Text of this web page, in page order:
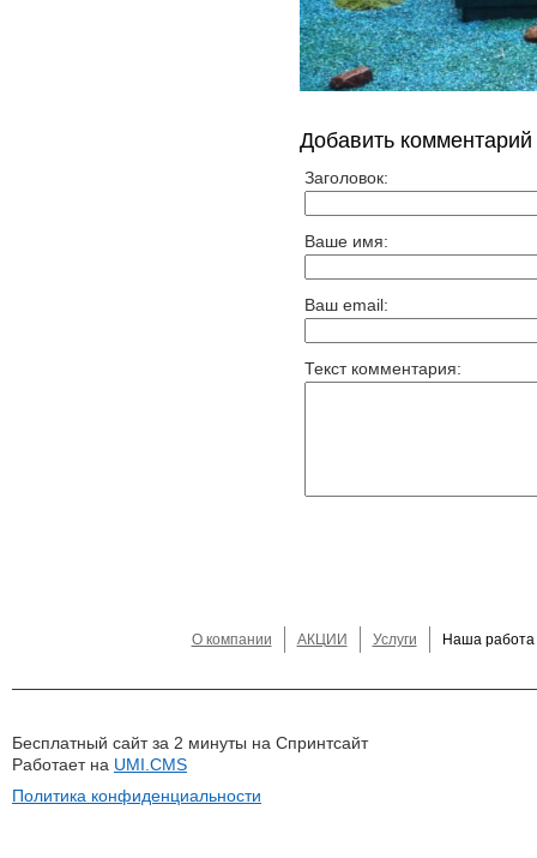
Добавить комментарий
Заголовок:
Ваше имя:
Ваш email:
Текст комментария:
О компании АКЦИИ Услуги Наша работа
Бесплатный сайт за 2 минуты на Спринтсайт
Работает на UMI.CMS
Политика конфиденциальности